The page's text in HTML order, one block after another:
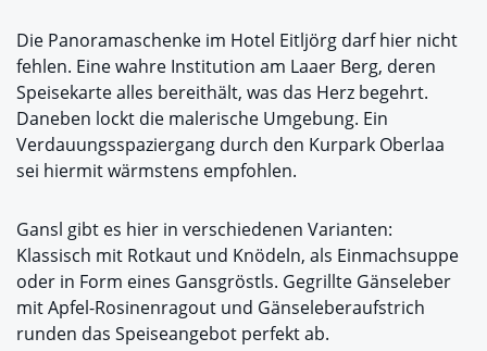
Die Panoramaschenke im Hotel Eitljörg darf hier nicht
fehlen. Eine wahre Institution am Laaer Berg, deren
Speisekarte alles bereithält, was das Herz begehrt.
Daneben lockt die malerische Umgebung. Ein
Verdauungsspaziergang durch den Kurpark Oberlaa
sei hiermit wärmstens empfohlen.
Gansl gibt es hier in verschiedenen Varianten:
Klassisch mit Rotkaut und Knödeln, als Einmachsuppe
oder in Form eines Gansgröstls. Gegrillte Gänseleber
mit Apfel-Rosinenragout und Gänseleberaufstrich
runden das Speiseangebot perfekt ab.